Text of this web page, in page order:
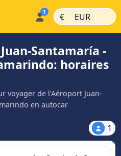
€ | EUR |
Santamaría -
horaires
voyager de l'Aéroport Juan-
en autocar
1